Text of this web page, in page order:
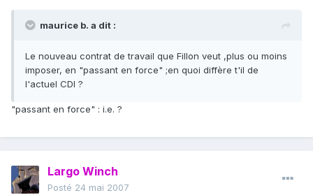
maurice b. a dit :
Le nouveau contrat de travail que Fillon veut ,plus ou moins
imposer, en "passant en force" ;en quoi diffère t'il de
l'actuel CDI ?
"passant en force" : i.e. ?
Largo Winch
Posté 24 mai 2007